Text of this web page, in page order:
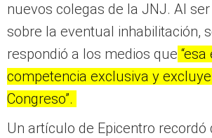
nuevos colegas de la JNJ. Al
sobre la eventual inhabilitación,
respondió a los medios que “esa
competencia exclusiva y
Congreso”.
Un artículo de Epicentro